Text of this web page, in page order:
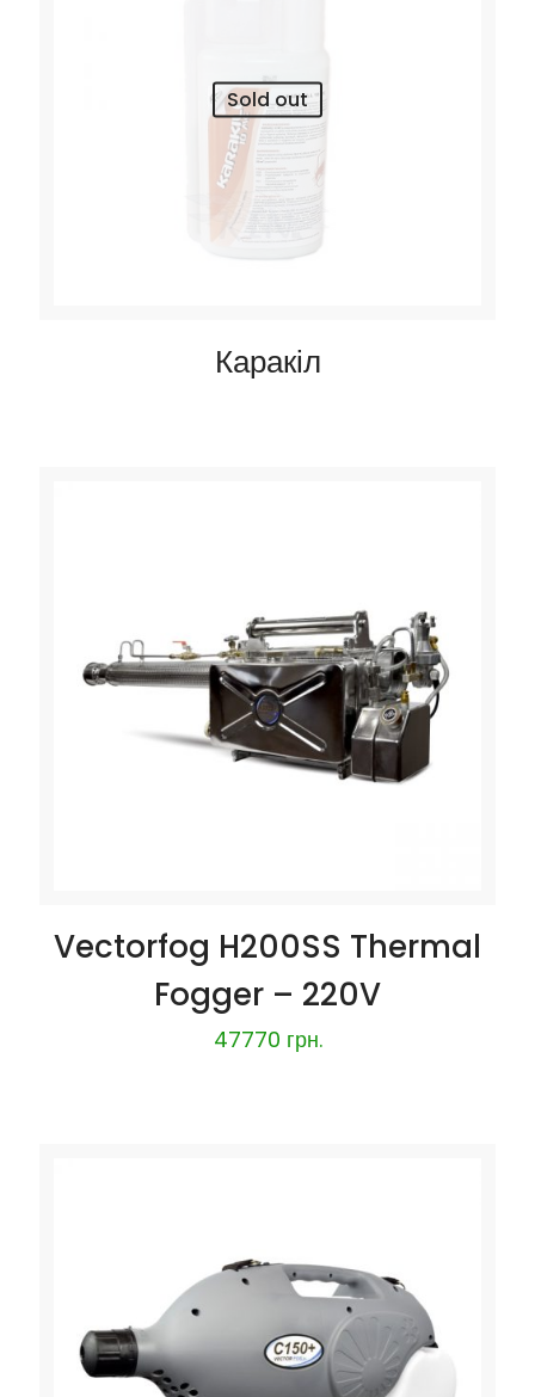
Sold out
Каракіл
Vectorfog H200SS Thermal
Fogger – 220V
47770 грн.